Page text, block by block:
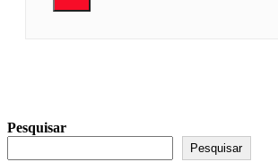
Pesquisar
Pesquisar